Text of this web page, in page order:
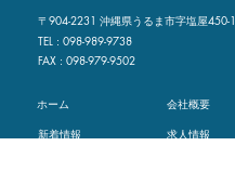
〒904-2231 沖縄県うるま市字塩屋450-1
TEL : 098-989-9738
FAX : 098-979-9502
​ホーム
​新着情報
会社概要
求人情報